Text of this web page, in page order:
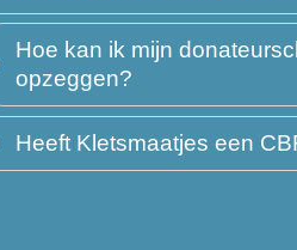
Hoe kan ik mijn
opzeggen?
Heeft Kletsmaatjes een